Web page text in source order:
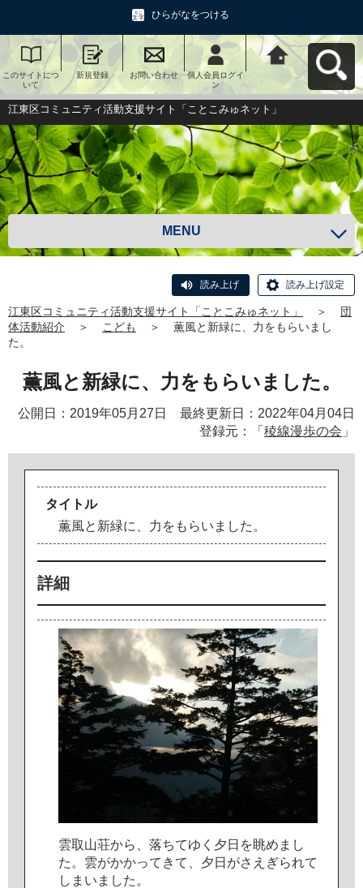
ひらがなをつける
このサイトにつ
いて
新規登録 お問い合わせ
個人会員ログイ
ン
江東区コミュニ
ティ活動支援サ
イト「ことこみ
ゅネット」へ戻
る
江東区コミュニティ活動支援サイト「ことこみゅネット」
MENU
読み上げ 読み上げ設定
江東区コミュニティ活動支援サイト「ことこみゅネット」 ＞
団
体活動紹介
＞ こども ＞
薫風と新緑に、力をもらいまし
た。
薫風と新緑に、力をもらいました。
公開日：2019年05月27日 最終更新日：2022年04月04日
登録元：「 稜線漫歩の会 」
タイトル
薫風と 新緑に 力 を も らい ま した 。
詳細
雲取山荘から 落ちてゆ く 夕 日 を眺め ま し
た 。 雲がかかって き て 夕 日 がさ え ぎられて
し ま い ま した 。